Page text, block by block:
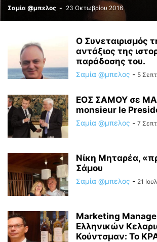
Σαμία @μπελος - 23 Οκτωβρίου 2016
Ο Συνεταιρισμός
αντάξιος της
παράδοσης του.
Σαμία @μπελος - 5
ΕΟΣ ΣΑΜΟΥ σε
monsieur le
Σαμία @μπελος - 7
Νίκη Μηταρέα,
Σάμου
Σαμία @μπελος - 21
Marketing
Ελληνικών
Κούντσμαν: Το